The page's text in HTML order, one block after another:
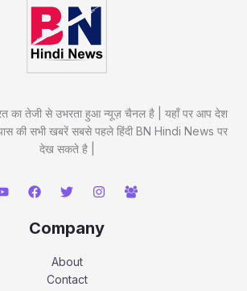
का तेजी से उभरता हुआ न्यूज़ चैनल है | यहाँ पर आप देश
की सभी खबरें सबसे पहले हिंदी BN Hindi News पर
देख सकते है |
Company
About
Contact